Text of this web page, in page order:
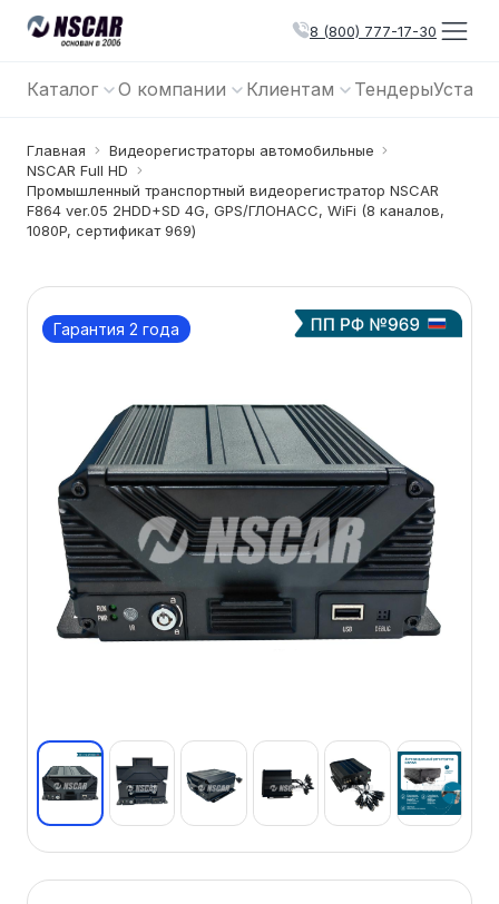
8 (800) 777-17-30
Каталог О компании Клиентам Тендеры
Главная
Видеорегистраторы автомобильные
NSCAR Full HD
Промышленный транспортный видеорегистратор NSCAR
F864 ver.05 2HDD+SD 4G, GPS/ГЛОНАСС, WiFi (8 каналов,
1080P, сертификат 969)
Гарантия 2 года